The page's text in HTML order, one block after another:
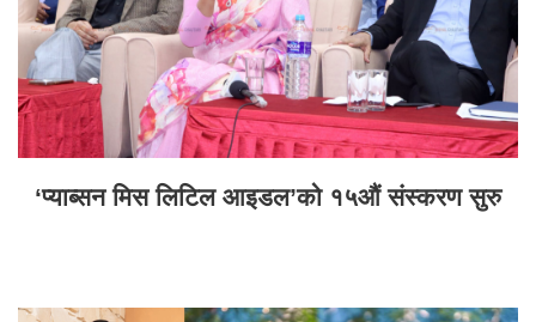
‘प्याब्सन मिस लिटिल आइडल’को १५औं संस्करण सुरु